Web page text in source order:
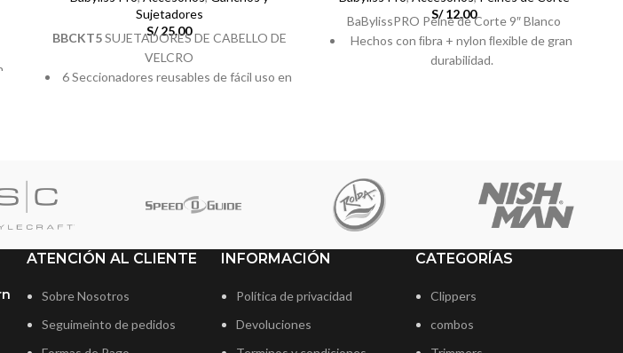
Sujetadores
S/25.00
BBCKT5SUJETADORES DE CABELLO DE
VELCRO
6 Seccionadores reusables de fácil uso en
cortes más precisos.
dañarlo ni jalarlo.Sirven para seccionar el
para realizar cortes más precisos.
S/12.00
BaBylissPRO Peine de Corte 9″ Blanco
Hechos con ﬁbra + nylon ﬂexible de gran
durabilidad.
ATENCIÓN AL CLIENTE
Sobre Nosotros
Seguimeinto de pedidos
INFORMACIÓN
Política de privacidad
Devoluciones
CATEGORÍAS
Clippers
combos